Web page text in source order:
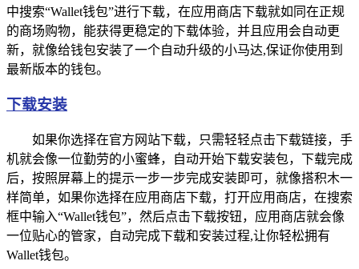
中搜索“Wallet钱包”进行下载，在应用商店下载就如同在正规
的商场购物，能获得更稳定的下载体验，并且应用会自动更
新，就像给钱包安装了一个自动升级的小马达,保证你使用到
最新版本的钱包。
下载安装
如果你选择在官方网站下载，只需轻轻点击下载链接，手
机就会像一位勤劳的小蜜蜂，自动开始下载安装包，下载完成
后，按照屏幕上的提示一步一步完成安装即可，就像搭积木一
样简单，如果你选择在应用商店下载，打开应用商店，在搜索
框中输入“Wallet钱包”，然后点击下载按钮，应用商店就会像
一位贴心的管家，自动完成下载和安装过程,让你轻松拥有
Wallet钱包。